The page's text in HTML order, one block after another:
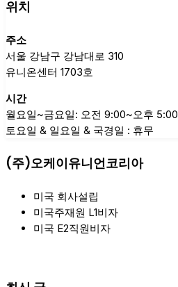
위치
주소
서울 강남구 강남대로 310
유니온센터 1703호
시간
월요일~금요일: 오전 9:00~오후 5:00
토요일 & 일요일 & 국경일 : 휴무
(주)오케이유니언코리아
미국 회사설립
미국주재원 L1비자
미국 E2직원비자